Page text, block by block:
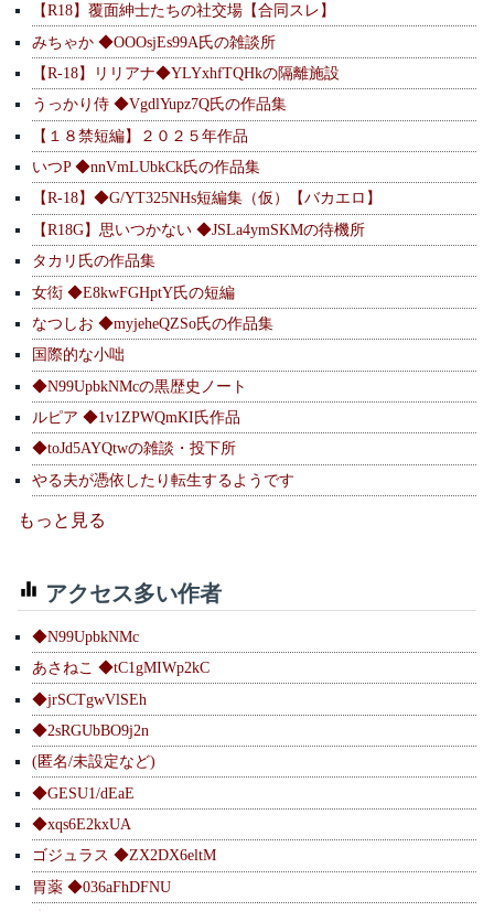
【R18】覆面紳士たちの社交場【合同スレ】
みちゃか ◆OOOsjEs99A氏の雑談所
【R-18】リリアナ◆YLYxhfTQHkの隔離施設
うっかり侍 ◆VgdlYupz7Q氏の作品集
【１８禁短編】２０２５年作品
いつP ◆nnVmLUbkCk氏の作品集
【R-18】◆G/YT325NHs短編集（仮）【バカエロ】
【R18G】思いつかない ◆JSLa4ymSKMの待機所
タカリ氏の作品集
女衒 ◆E8kwFGHptY氏の短編
なつしお ◆myjeheQZSo氏の作品集
国際的な小咄
◆N99UpbkNMcの黒歴史ノート
ルピア ◆1v1ZPWQmKI氏作品
◆toJd5AYQtwの雑談・投下所
やる夫が憑依したり転生するようです
もっと見る
アクセス多い作者
◆N99UpbkNMc
あさねこ ◆tC1gMIWp2kC
◆jrSCTgwVlSEh
◆2sRGUbBO9j2n
(匿名/未設定など)
◆GESU1/dEaE
◆xqs6E2kxUA
ゴジュラス ◆ZX2DX6eltM
胃薬 ◆036aFhDFNU